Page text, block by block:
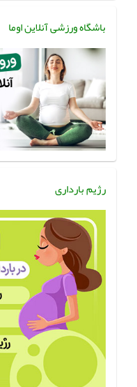
باشگاه ورزشی آنلاین اوما
رژیم بارداری